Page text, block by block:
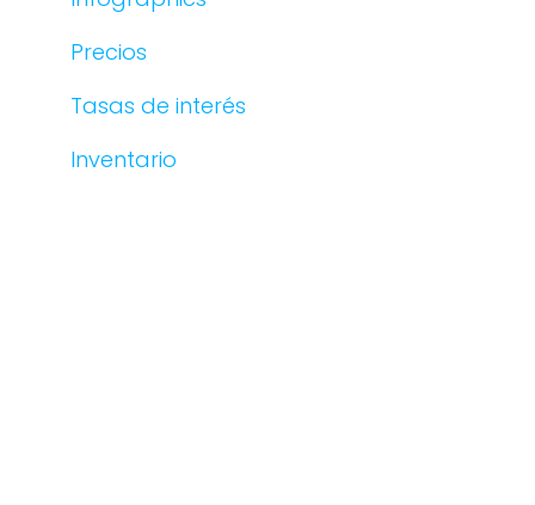
Precios
Tasas de interés
Inventario